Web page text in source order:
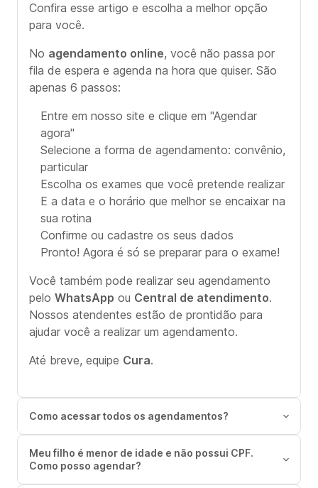
Confira esse artigo e escolha a melhor opção
para você.
No agendamento online, você não passa por
fila de espera e agenda na hora que quiser. São
apenas 6 passos:
Entre em nosso site e clique em "Agendar
agora"
Selecione a forma de agendamento: convênio,
particular
Escolha os exames que você pretende realizar
E a data e o horário que melhor se encaixar na
sua rotina
Confirme ou cadastre os seus dados
Pronto! Agora é só se preparar para o exame!
Você também pode realizar seu agendamento
pelo WhatsApp ou Central de atendimento.
Nossos atendentes estão de prontidão para
ajudar você a realizar um agendamento.
Até breve, equipe Cura.
Como acessar todos os agendamentos?
Meu filho é menor de idade e não possui CPF.
Como posso agendar?